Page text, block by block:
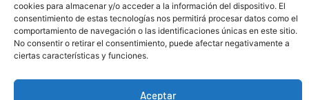
cookies para almacenar y/o acceder a la información del dispositivo. El
consentimiento de estas tecnologías nos permitirá procesar datos como el
comportamiento de navegación o las identificaciones únicas en este sitio.
No consentir o retirar el consentimiento, puede afectar negativamente a
ciertas características y funciones.
Aceptar